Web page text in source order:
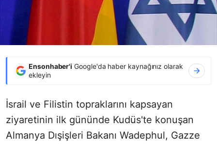
Ensonhaber'i Google'da haber kaynağınız olarak
ekleyin
İsrail ve Filistin topraklarını kapsayan
ziyaretinin ilk gününde Kudüs'te konuşan
Almanya Dışişleri Bakanı Wadephul, Gazze